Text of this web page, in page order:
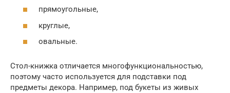
прямоугольные,
круглые,
овальные.
Стол-книжка отличается многофункциональностью,
поэтому часто используется для подставки под
предметы декора. Например, под букеты из живых